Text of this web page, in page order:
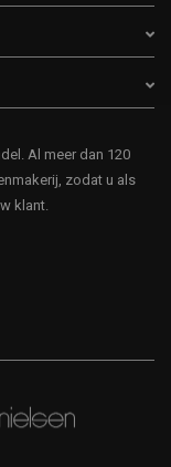
Al meer dan 120
zodat u als
klant.